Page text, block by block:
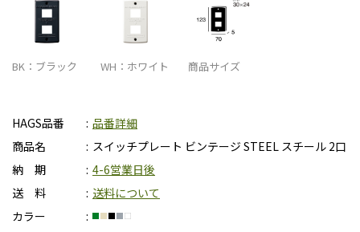
BK：ブラック WH：ホワイト 商品サイズ
HAGS品番
品番詳細
商品名
スイッチプレート ビンテージ STEEL スチール 2口
納 期
4-6営業日後
送 料
送料について
カラー